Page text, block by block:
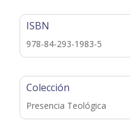
ISBN
978-84-293-1983-5
Colección
Presencia Teológica